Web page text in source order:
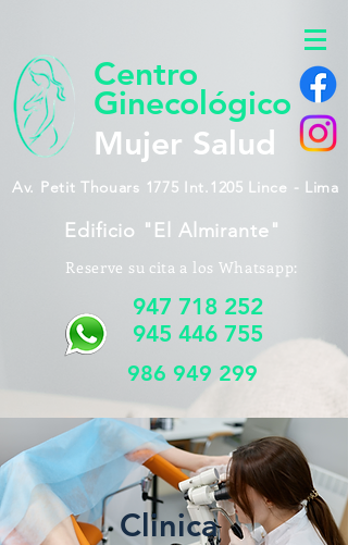
Centro
Ginecológico
Mujer Salud
Av. Petit Thouars 1775 Int.1205 Lince - Lima
Edificio "El Almirante"
Reserve su cita a los Whatsapp:
947 718 252
945 446 755
986 949 299
Clinica